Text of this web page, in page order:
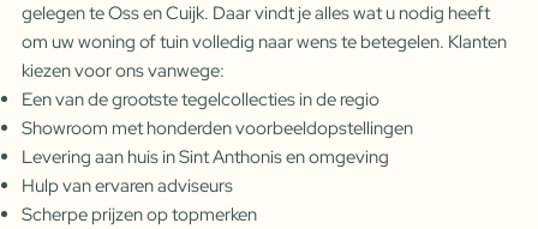
gelegen te Oss en Cuijk. Daar vindt je alles wat u nodig heeft
om uw woning of tuin volledig naar wens te betegelen. Klanten
kiezen voor ons vanwege:
Een van de grootste tegelcollecties in de regio
Showroom met honderden voorbeeldopstellingen
Levering aan huis in Sint Anthonis en omgeving
Hulp van ervaren adviseurs
Scherpe prijzen op topmerken